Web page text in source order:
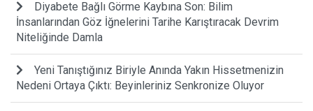
Diyabete Bağlı Görme Kaybına Son: Bilim
İnsanlarından Göz İğnelerini Tarihe Karıştıracak Devrim
Niteliğinde Damla
Yeni Tanıştığınız Biriyle Anında Yakın Hissetmenizin
Nedeni Ortaya Çıktı: Beyinleriniz Senkronize Oluyor